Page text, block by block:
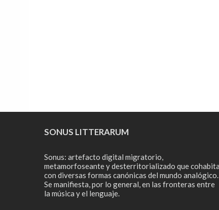
SONUS LITTERARUM
Sonus: artefacto digital migratorio,
metamorfoseante y desterritorializado que cohabita
con diversas formas canónicas del mundo analógico.
Se manifiesta, por lo general, en las fronteras entre
la música y el lenguaje.